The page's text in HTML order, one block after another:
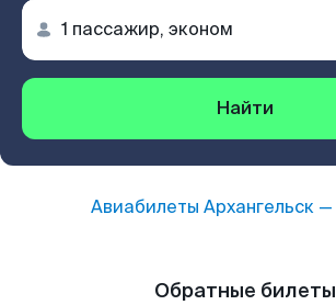
Найти
Авиабилеты Архангельск—
Обратные билеты